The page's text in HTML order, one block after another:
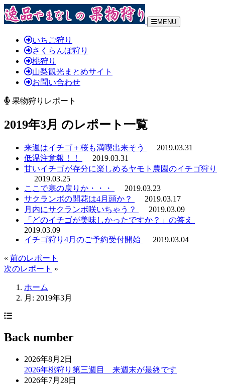
MENU
いちご狩り
さくらんぼ狩り
桃狩り
山梨観光まとめサイト
お問い合わせ
果物狩りレポート
2019年3月 のレポート一覧
来週はイチゴ＋桜も満喫出来そう
2019.03.31
低温注意報！！
2019.03.31
甘いイチゴが存分に楽しめるヤモト農園のイチゴ狩り
2019.03.25
ここで寒の戻りか・・・
2019.03.23
サクランボの開花は4月頭か？
2019.03.17
月内にサクランボ咲いちゃう？
2019.03.09
「どのイチゴが美味しかったですか？」の答え
2019.03.09
イチゴ狩り4月のご予約受付開始
2019.03.04
« 前のレポート
次のレポート »
ホーム
月: 2019年3月
Back number
2026年8月2日
2026年桃狩り第三週目 来週末が最終です
2026年7月28日